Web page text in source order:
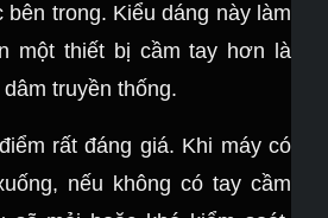
bên trong. Kiểu dáng này làm
một thiết bị cầm tay hơn là
truyền thống.
rất đáng giá. Khi máy có
nếu không có tay cầm